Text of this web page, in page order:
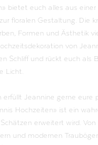
bietet euch alles aus
floralen Gestaltung. Die
Formen und Ästhetik
von
Schliff und rückt euch als
Licht.
Jeannine gerne eure
Hochzeiten» ist ein
erweitert wird.
und modernen